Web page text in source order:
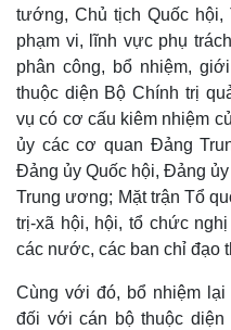
tướng, Chủ tịch Quốc
phạm vi, lĩnh vực phụ
phân công, bổ nhiệm,
thuộc diện Bộ Chính trị
vụ có cơ cấu kiêm nhiệm
ủy các cơ quan Đảng
Đảng ủy Quốc hội, Đảng
Trung ương; Mặt trận Tổ
trị-xã hội, hội, tổ chức
các nước, các ban chỉ đạo
Cùng với đó, bổ nhiệm
đối với cán bộ thuộc